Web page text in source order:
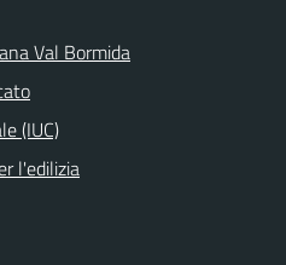
Val Bormida
(IUC)
l'edilizia